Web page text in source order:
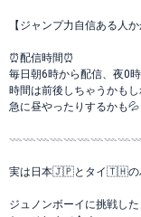
【ジャンプ力自信ある人か
⏰配信時間⏰
毎日朝6時から配信、夜0
時間は前後しちゃうかもし
急に昼やったりするかも💦
実は日本🇯🇵とタイ🇹🇭の
ジュノンボーイに挑戦し